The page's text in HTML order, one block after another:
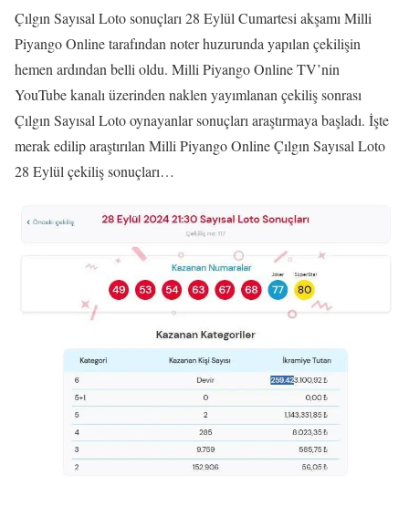
Çılgın Sayısal Loto sonuçları 28 Eylül Cumartesi akşamı Milli
Piyango Online tarafından noter huzurunda yapılan çekilişin
hemen ardından belli oldu. Milli Piyango Online TV’nin
YouTube kanalı üzerinden naklen yayımlanan çekiliş sonrası
Çılgın Sayısal Loto oynayanlar sonuçları araştırmaya başladı. İşte
merak edilip araştırılan Milli Piyango Online Çılgın Sayısal Loto
28 Eylül çekiliş sonuçları…